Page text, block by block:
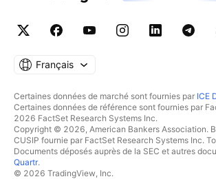
Français
Certaines données de marché sont fournies par ICE
Certaines données de référence sont fournies par
2026 FactSet Research Systems Inc.
Copyright © 2026, American Bankers Association.
CUSIP fournie par FactSet Research Systems Inc.
Documents déposés auprès de la SEC et autres
Quartr.
© 2026 TradingView, Inc.